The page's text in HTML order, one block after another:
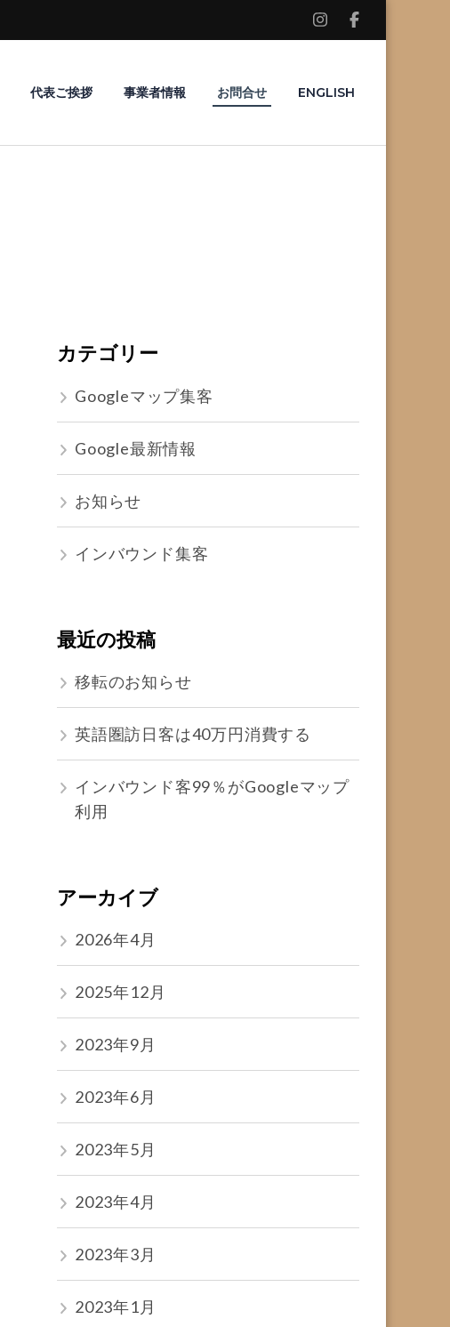
代表ご挨拶 事業者情報 お問合せ ENGLISH
カテゴリー
Googleマップ集客
Google最新情報
お知らせ
インバウンド集客
最近の投稿
移転のお知らせ
英語圏訪日客は40万円消費する
インバウンド客99％がGoogleマップ
利用
アーカイブ
2026年4月
2025年12月
2023年9月
2023年6月
2023年5月
2023年4月
2023年3月
2023年1月